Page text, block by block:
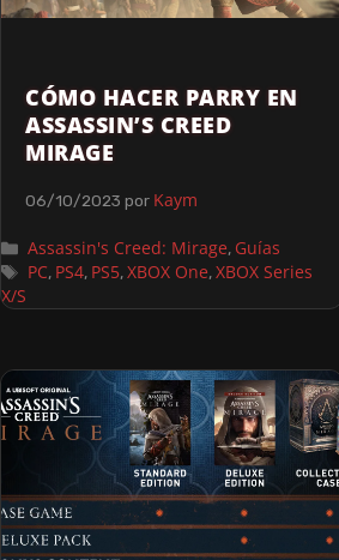
CÓMO HACER PARRY EN
ASSASSIN’S CREED
MIRAGE
06/10/2023 por Kaym
Assassin's Creed: Mirage, Guías
PC, PS4, PS5,XBOX One,XBOX Series
X/S